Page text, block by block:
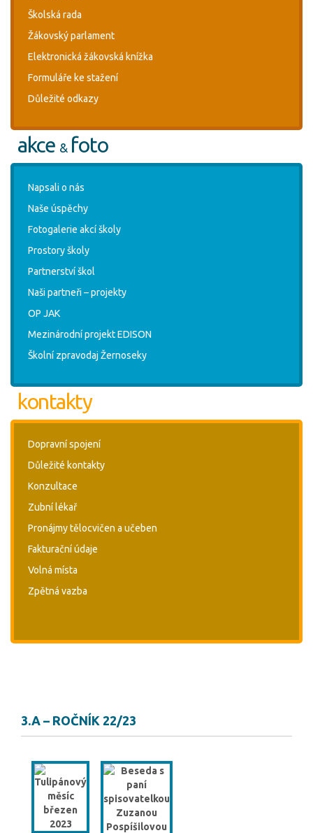
Školská rada
Žákovský parlament
Elektronická žákovská knížka
Formuláře ke stažení
Důležité odkazy
akce &foto
Napsali o nás
Naše úspěchy
Fotogalerie akcí školy
Prostory školy
Partnerství škol
Naši partneři – projekty
OP JAK
Mezinárodní projekt EDISON
Školní zpravodaj Žernoseky
kontakty
Dopravní spojení
Důležité kontakty
Konzultace
Zubní lékař
Pronájmy tělocvičen a učeben
Fakturační údaje
Volná místa
Zpětná vazba
3.A – ROČNÍK 22/23